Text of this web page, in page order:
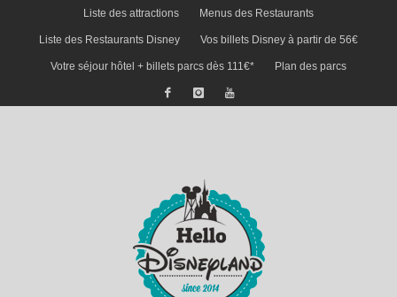
Liste des attractions Menus des Restaurants
Liste des Restaurants Disney Vos billets Disney à partir de 56€
Votre séjour hôtel + billets parcs dès 111€* Plan des parcs